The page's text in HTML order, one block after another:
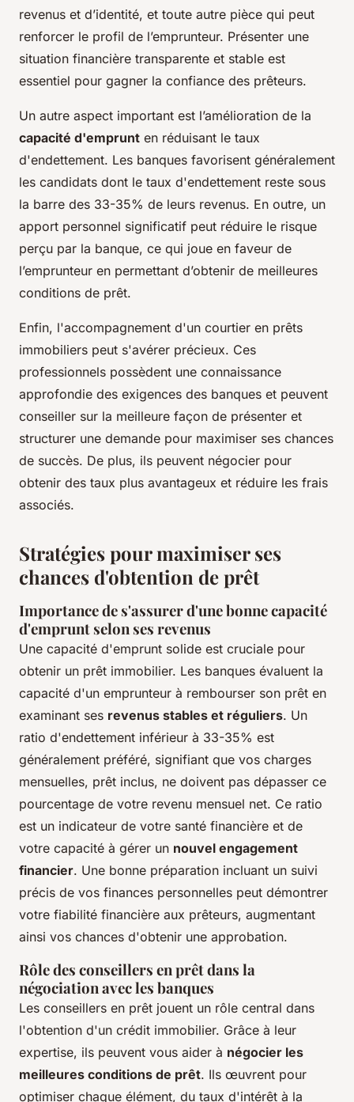
revenus et d’identité, et toute autre pièce qui peut
renforcer le profil de l’emprunteur. Présenter une
situation financière transparente et stable est
essentiel pour gagner la confiance des prêteurs.
Un autre aspect important est l’amélioration de la
capacité d'emprunt en réduisant le taux
d'endettement. Les banques favorisent généralement
les candidats dont le taux d'endettement reste sous
la barre des 33-35% de leurs revenus. En outre, un
apport personnel significatif peut réduire le risque
perçu par la banque, ce qui joue en faveur de
l’emprunteur en permettant d’obtenir de meilleures
conditions de prêt.
Enfin, l'accompagnement d'un courtier en prêts
immobiliers peut s'avérer précieux. Ces
professionnels possèdent une connaissance
approfondie des exigences des banques et peuvent
conseiller sur la meilleure façon de présenter et
structurer une demande pour maximiser ses chances
de succès. De plus, ils peuvent négocier pour
obtenir des taux plus avantageux et réduire les frais
associés.
Stratégies pour maximiser ses
chances d'obtention de prêt
Importance de s'assurer d'une bonne capacité
d'emprunt selon ses revenus
Une capacité d'emprunt solide est cruciale pour
obtenir un prêt immobilier. Les banques évaluent la
capacité d'un emprunteur à rembourser son prêt en
examinant ses revenus stables et réguliers. Un
ratio d'endettement inférieur à 33-35% est
généralement préféré, signifiant que vos charges
mensuelles, prêt inclus, ne doivent pas dépasser ce
pourcentage de votre revenu mensuel net. Ce ratio
est un indicateur de votre santé financière et de
votre capacité à gérer un nouvel engagement
financier. Une bonne préparation incluant un suivi
précis de vos finances personnelles peut démontrer
votre fiabilité financière aux prêteurs, augmentant
ainsi vos chances d'obtenir une approbation.
Rôle des conseillers en prêt dans la
négociation avec les banques
Les conseillers en prêt jouent un rôle central dans
l'obtention d'un crédit immobilier. Grâce à leur
expertise, ils peuvent vous aider à négocier les
meilleures conditions de prêt. Ils œuvrent pour
optimiser chaque élément, du taux d'intérêt à la